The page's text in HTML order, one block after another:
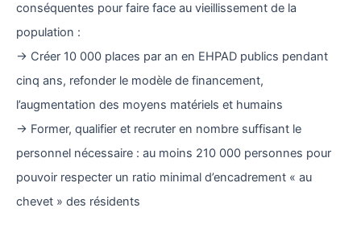
conséquentes pour faire face au vieillissement de la
population :
→ Créer 10 000 places par an en EHPAD publics pendant
cinq ans, refonder le modèle de financement,
l’augmentation des moyens matériels et humains
→ Former, qualifier et recruter en nombre suffisant le
personnel nécessaire : au moins 210 000 personnes pour
pouvoir respecter un ratio minimal d’encadrement « au
chevet » des résidents